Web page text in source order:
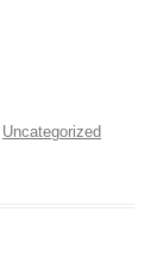
Uncategorized